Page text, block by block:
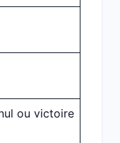
ou victoire